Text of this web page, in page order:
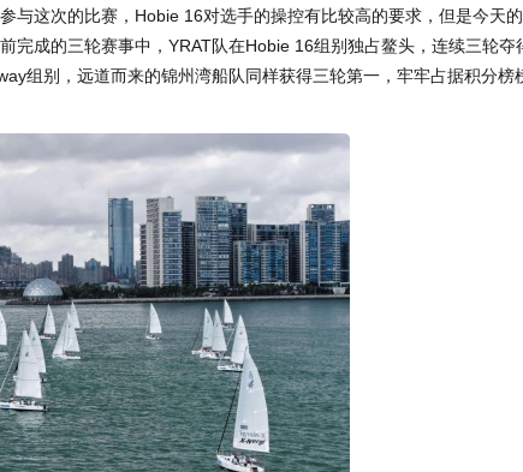
与这次的比赛，Hobie 16对选手的操控有比较高的要求，但是今天
完成的三轮赛事中，YRAT队在Hobie 16组别独占鳌头，连续三轮夺
组别，远道而来的锦州湾船队同样获得三轮第一，牢牢占据积分榜